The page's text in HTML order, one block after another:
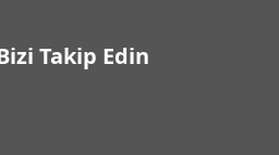
Takip Edin